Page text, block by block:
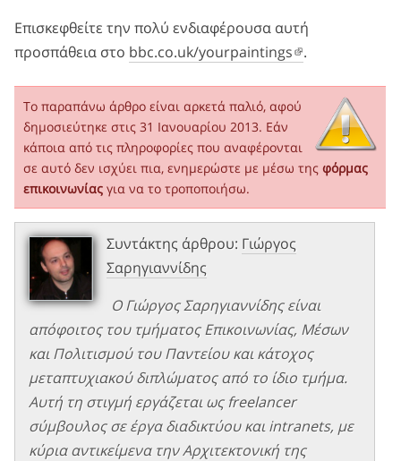
Επισκεφθείτε την πολύ ενδιαφέρουσα αυτή
προσπάθεια στο bbc.co.uk/yourpaintings .
Το παραπάνω άρθρο είναι αρκετά παλιό, αφού
δημοσιεύτηκε στις 31 Ιανουαρίου 2013. Εάν
κάποια από τις πληροφορίες που αναφέρονται
σε αυτό δεν ισχύει πια, ενημερώστε με μέσω της φόρμας
επικοινωνίας για να το τροποποιήσω.
Συντάκτης άρθρου: Γιώργος
Σαρηγιαννίδης
Ο Γιώργος Σαρηγιαννίδης είναι
απόφοιτος του τμήματος Επικοινωνίας, Μέσων
και Πολιτισμού του Παντείου και κάτοχος
μεταπτυχιακού διπλώματος από το ίδιο τμήμα.
Αυτή τη στιγμή εργάζεται ως freelancer
σύμβουλος σε έργα διαδικτύου και intranets, με
κύρια αντικείμενα την Αρχιτεκτονική της